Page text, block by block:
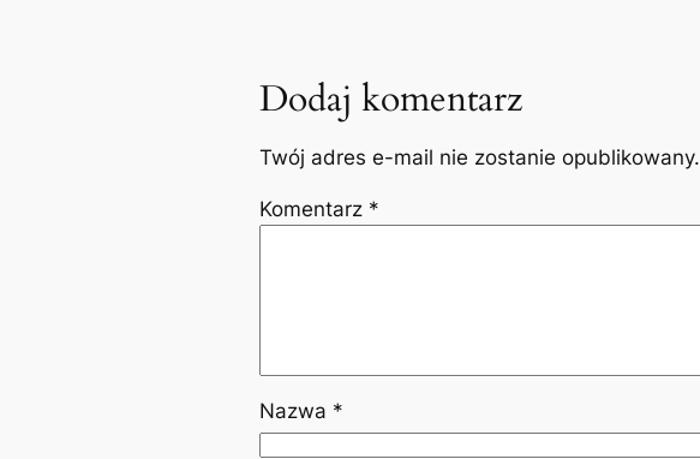
Dodaj komentarz
Twój adres e-mail nie zostanie opublikowany.
Komentarz *
Nazwa *